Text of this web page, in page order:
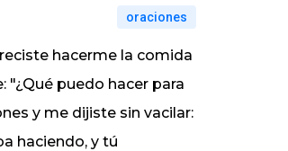
oraciones
hacerme la comida
puedo hacer para
y me dijiste sin vacilar:
haciendo, y tú